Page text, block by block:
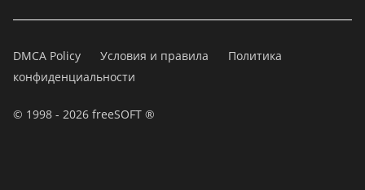
DMCA Policy Условия и правила
Политика
конфиденциальности
© 1998 - 2026 freeSOFT ®